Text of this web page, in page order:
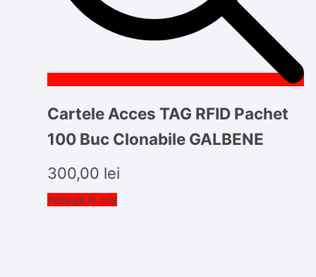
Cartele Acces TAG RFID Pachet
100 Buc Clonabile GALBENE
300,00 lei
Adaugă în coș